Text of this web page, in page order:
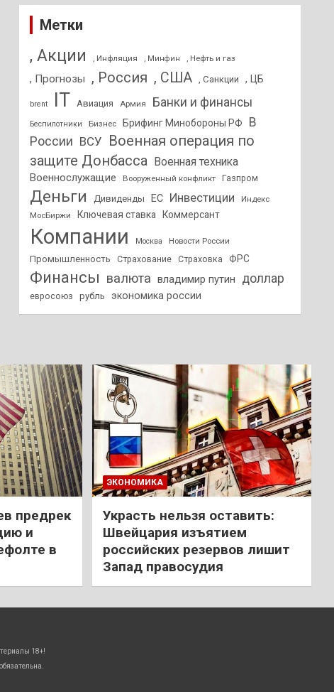
Метки
, Акции , Инфляция , Минфин , Нефть и газ
, Прогнозы , Россия , США , Санкции , ЦБ
brent IT Авиация Армия Банки и финансы
Беспилотники Бизнес Брифинг Минобороны РФ
В
России ВСУ Военная операция по
защите Донбасса Военная техника
Военнослужащие Вооруженный конфликт Газпром
Деньги Дивиденды ЕС Инвестиции
Индекс
МосБиржи
Ключевая ставка Коммерсант
Компании Москва Новости России
Промышленность Страхование Страховка ФРС
Финансы валюта владимир путин доллар
евросоюз рубль экономика россии
предрек
и
в
ЭКОНОМИКА
Украсть нельзя оставить:
Швейцария изъятием
российских резервов лишит
Запад правосудия
18+!